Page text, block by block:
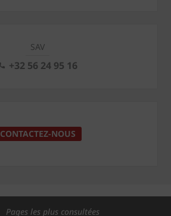
SAV
+32 56 24 95 16
CONTACTEZ-NOUS
Pages les plus consultées